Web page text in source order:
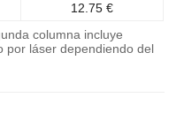
12.75 €
columna incluye
láser dependiendo del